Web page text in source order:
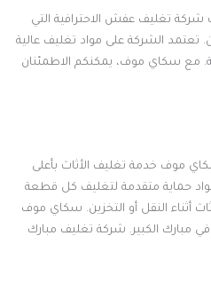
تغليف عفش الاحترافية التي
تعتمد الشركة على مواد تغليف عالية
مع سكاي موف، يمكنكم الاطمئنان
موف خدمة تغليف الأثاث بأعلى
حماية متقدمة لتغليف كل قطعة
أثناء النقل أو التخزين. سكاي موف
مبارك الكبير. شركة تغليف مبارك